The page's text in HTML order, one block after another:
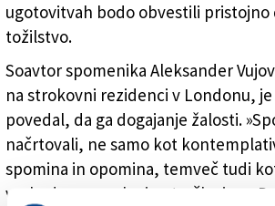
ugotovitvah bodo obvestili pristojno
tožilstvo.
Soavtor spomenika Aleksander
na strokovni rezidenci v Londonu,
povedal, da ga dogajanje žalosti.
načrtovali, ne samo kot
spomina in opomina, temveč tudi
vsakodnevne rabe in otroške igre.